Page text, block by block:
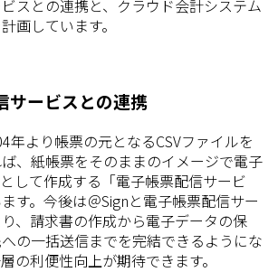
スとの連携と、クラウド会計システム
画しています。
ービスとの連携
年より帳票の元となるCSVファイルを
、紙帳票をそのままのイメージで電子
して作成する「電子帳票配信サービ
す。今後は＠Signと電子帳票配信サー
、請求書の作成から電子データの保
の一括送信までを完結できるようにな
の利便性向上が期待できます。